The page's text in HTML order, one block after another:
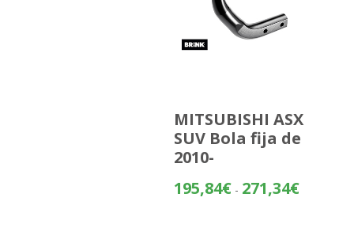
MITSUBISHI ASX
SUV Bola fija de
2010-
195,84€ - 271,34€Rango